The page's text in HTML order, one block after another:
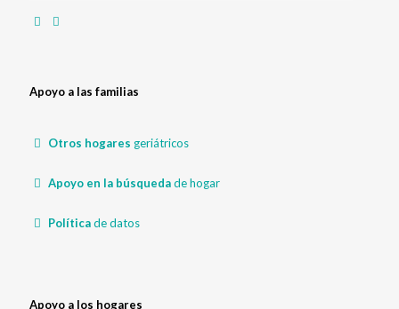
Apoyo a las familias
Otros hogares geriátricos
Apoyo en la búsquedade hogar
Políticade datos
Apoyo a los hogares